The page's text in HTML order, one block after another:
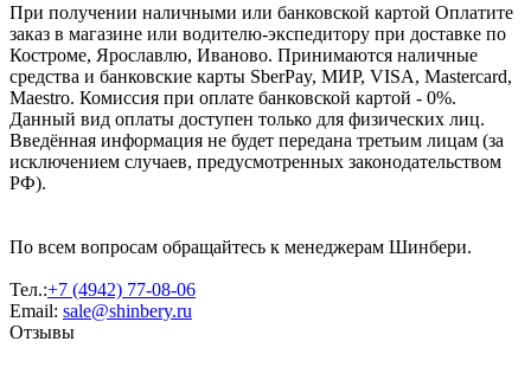
При получении наличными или банковской картой Оплатите
заказ в магазине или водителю-экспедитору при доставке по
Костроме, Ярославлю, Иваново. Принимаются наличные
средства и банковские карты SberPay, МИР, VISA, Mastercard,
Maestro. Комиссия при оплате банковской картой - 0%.
Данный вид оплаты доступен только для физических лиц.
Введённая информация не будет передана третьим лицам (за
исключением случаев, предусмотренных законодательством
РФ).
По всем вопросам обращайтесь к менеджерам Шинбери.
Тел.:+7 (4942) 77-08-06
Email: sale@shinbery.ru
Отзывы